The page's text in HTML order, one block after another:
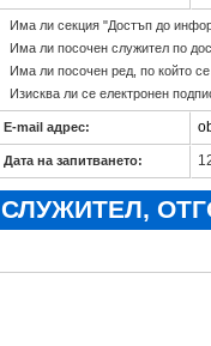
Има ли секция "Достъп до
Има ли посочен служител по
Има ли посочен ред, по който
Изисква ли се електронен
E-mail адрес:
Дата на запитването:
СЛУЖИТЕЛ,